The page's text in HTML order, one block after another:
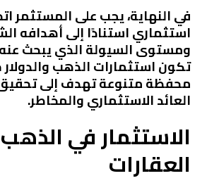
في النهاية، يجب على المستثمر
استثماري استنادًا إلى أهدافه
ومستوى السيولة الذي يبحث
تكون استثمارات الذهب
محفظة متنوعة تهدف إلى تحقيق
العائد الاستثماري والمخاطر.
الاستثمار في
العقارات